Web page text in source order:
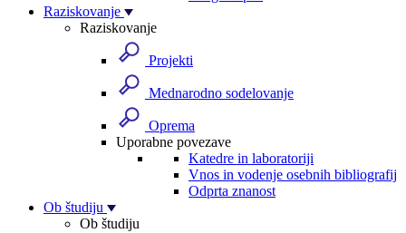
Raziskovanje
Raziskovanje
Projekti
Mednarodno sodelovanje
Oprema
Uporabne povezave
Katedre in laboratoriji
Vnos in vodenje osebnih bibliografij
Odprta znanost
Ob študiju
Ob študiju